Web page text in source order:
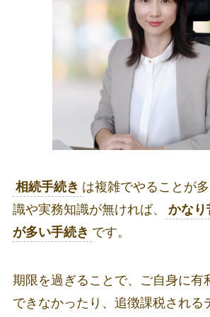
相続手続き は複雑でやることが
識や実務知識が無ければ、
かなり
が多い手続き です。
期限を過ぎることで、ご自身に有
できなかったり、追徴課税される